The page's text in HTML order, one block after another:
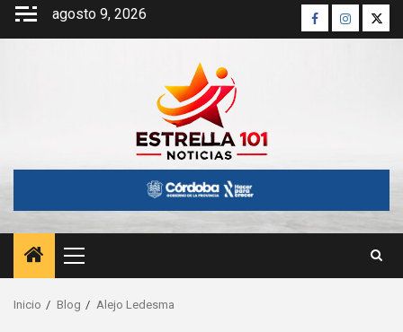
Saltar
agosto 9, 2026 Facebook
Instagram
Menú
principal
Inicio Blog Alejo Ledesma